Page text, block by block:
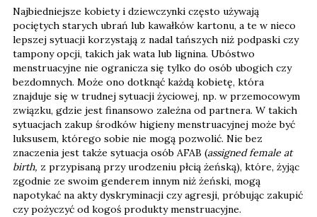
Najbiedniejsze kobiety i dziewczynki często używają
pociętych starych ubrań lub kawałków kartonu, a te w nieco
lepszej sytuacji korzystają z nadal tańszych niż podpaski czy
tampony opcji, takich jak wata lub lignina. Ubóstwo
menstruacyjne nie ogranicza się tylko do osób ubogich czy
bezdomnych. Może ono dotknąć każdą kobietę, która
znajduje się w trudnej sytuacji życiowej, np. w przemocowym
związku, gdzie jest finansowo zależna od partnera. W takich
sytuacjach zakup środków higieny menstruacyjnej może być
luksusem, którego sobie nie mogą pozwolić. Nie bez
znaczenia jest także sytuacja osób AFAB (assigned female at
birth, z przypisaną przy urodzeniu płcią żeńską), które, żyjąc
zgodnie ze swoim genderem innym niż żeński, mogą
napotykać na akty dyskryminacji czy agresji, próbując zakupić
czy pożyczyć od kogoś produkty menstruacyjne.